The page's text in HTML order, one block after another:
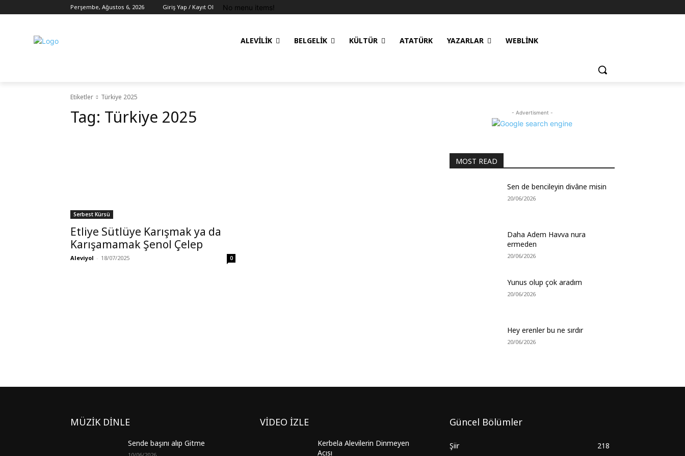
Perşembe, Ağustos 6, 2026 Giriş Yap / Kayıt Ol No menu items!
ALEVILIK BELGELIK KÜLTÜR ATATÜRK YAZARLAR WEBLINK
Etiketler Türkiye 2025
Tag: Türkiye 2025
Serbest Kürsü
Etliye Sütlüye Karışmak ya da
Karışamamak Şenol Çelep
Aleviyol - 18/07/2025 0
- Advertisment -
MOST READ
Sen de bencileyin divâne misin
20/06/2026
Daha Adem Havva nura
ermeden
20/06/2026
Yunus olup çok aradım
20/06/2026
Hey erenler bu ne sırdır
20/06/2026
MÜZİK DİNLE
Sende başını alıp Gitme
VİDEO İZLE
Kerbela Alevilerin Dinmeyen
Acısı
Güncel Bölümler
Şiir 218